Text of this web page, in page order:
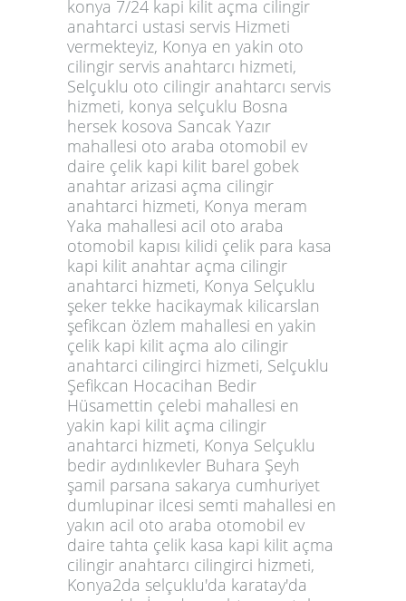
konya 7/24 kapi kilit açma cilingir
anahtarci ustasi servis Hizmeti
vermekteyiz, Konya en yakin oto
cilingir servis anahtarcı hizmeti,
Selçuklu oto cilingir anahtarcı servis
hizmeti, konya selçuklu Bosna
hersek kosova Sancak Yazır
mahallesi oto araba otomobil ev
daire çelik kapi kilit barel gobek
anahtar arizasi açma cilingir
anahtarci hizmeti, Konya meram
Yaka mahallesi acil oto araba
otomobil kapısı kilidi çelik para kasa
kapi kilit anahtar açma cilingir
anahtarci hizmeti, Konya Selçuklu
şeker tekke hacikaymak kilicarslan
şefikcan özlem mahallesi en yakin
çelik kapi kilit açma alo cilingir
anahtarci cilingirci hizmeti, Selçuklu
Şefikcan Hocacihan Bedir
Hüsamettin çelebi mahallesi en
yakin kapi kilit açma cilingir
anahtarci hizmeti, Konya Selçuklu
bedir aydınlıkevler Buhara Şeyh
şamil parsana sakarya cumhuriyet
dumlupinar ilcesi semti mahallesi en
yakın acil oto araba otomobil ev
daire tahta çelik kasa kapi kilit açma
cilingir anahtarcı cilingirci hizmeti,
Konya2da selçuklu'da karatay'da